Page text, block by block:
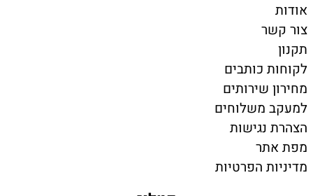
אודות
צור קשר
תקנון
לקוחות כותבים
מחירון שירותים
למעקב משלוחים
הצהרת נגישות
מפת אתר
מדיניות הפרטיות